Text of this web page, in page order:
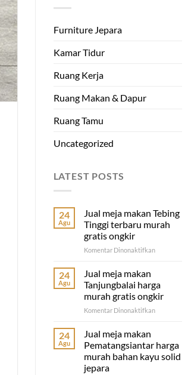
Furniture Jepara
Kamar Tidur
Ruang Kerja
Ruang Makan & Dapur
Ruang Tamu
Uncategorized
LATEST POSTS
24
Agu
Jual meja makan Tebing
Tinggi terbaru murah
gratis ongkir
Komentar Dinonaktifkanpada
Tebing
Tinggi
terbaru
ongkir
24
Agu
Jual meja makan
Tanjungbalai harga
murah gratis ongkir
Komentar Dinonaktifkanpada
Tanjungbalai
harga
24
Agu
Jual meja makan
Pematangsiantar harga
murah bahan kayu solid
jepara